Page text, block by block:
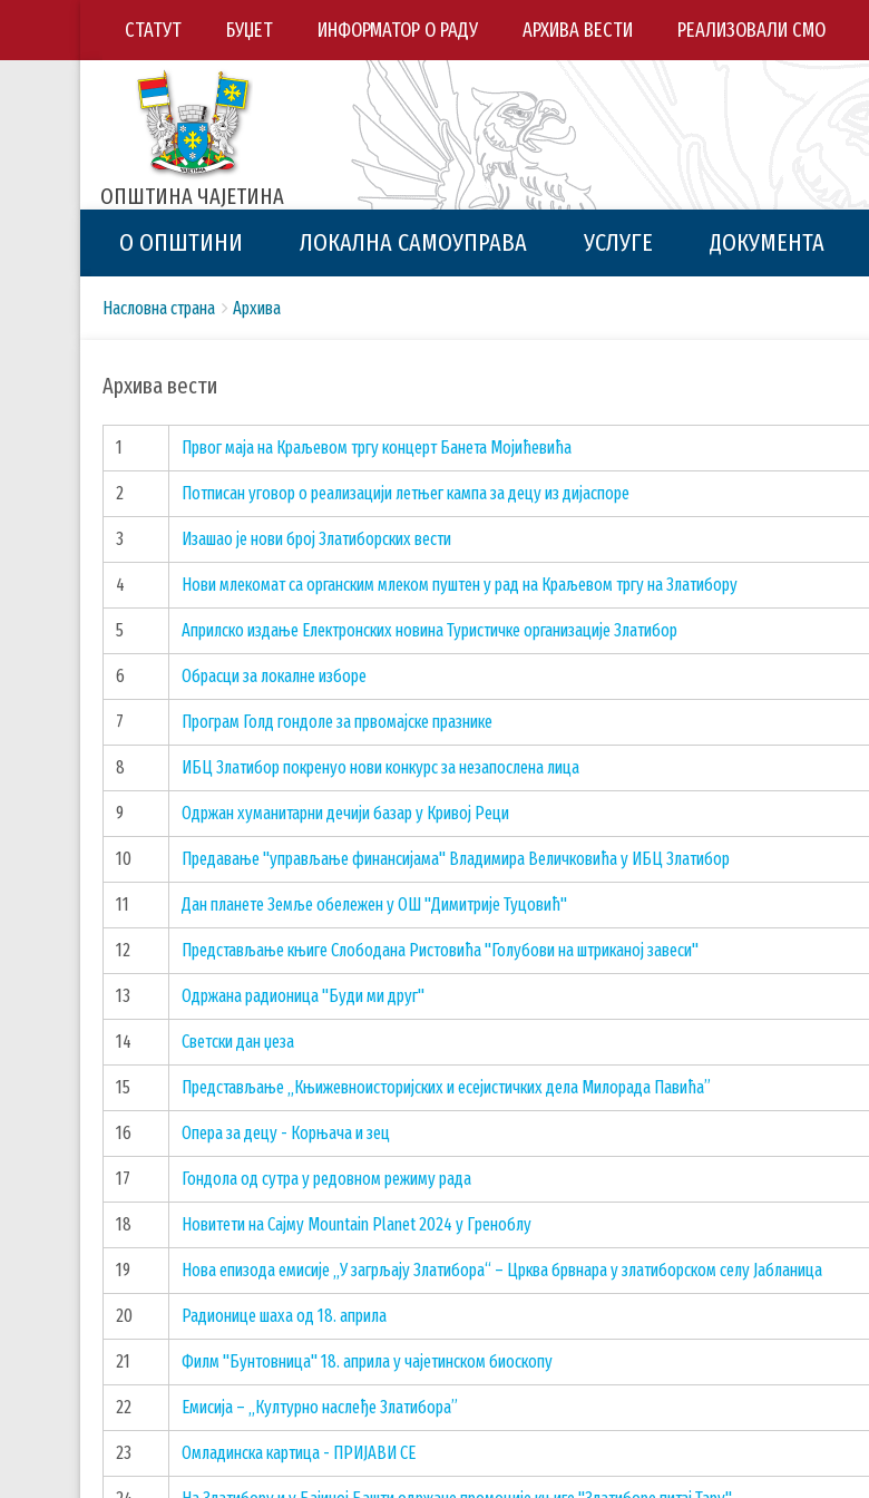
СТАТУТ БУЏЕТ ИНФОРМАТОР О РАДУ АРХИВА ВЕСТИ РЕАЛИЗОВАЛИ СМО
ОПШТИНА ЧАЈЕТИНА
О ОПШТИНИ ЛОКАЛНА САМОУПРАВА УСЛУГЕ ДОКУМЕНТА
Breadcrumbs
You
Насловна страна Архива
Архива вести
1 Првог маја на Краљевом тргу концерт Банета Мојићевића
2 Потписан уговор о реализацији летњег кампа за децу из дијаспоре
3 Изашао је нови број Златиборских вести
4 Нови млекомат са органским млеком пуштен у рад на Краљевом тргу на Златибору
5 Априлско издање Електронских новина Туристичке организације Златибор
6 Обрасци за локалне изборе
7 Програм Голд гондоле за првомајске празнике
8 ИБЦ Златибор покренуо нови конкурс за незапослена лица
9 Одржан хуманитарни дечији базар у Кривој Реци
10 Предавање "управљање финансијама" Владимира Величковића у ИБЦ Златибор
11 Дан планете Земље обележен у ОШ "Димитрије Туцовић"
12 Представљање књиге Слободана Ристовића "Голубови на штриканој завеси"
13 Одржана радионица "Буди ми друг"
14 Светски дан џеза
15 Представљање „Књижевноисторијских и есејистичких дела Милорада Павића”
16 Опера за децу - Корњача и зец
17 Гондола од сутра у редовном режиму рада
18 Новитети на Сајму Mountain Planet 2024 у Греноблу
19 Нова епизода емисије „У загрљају Златибора“ – Црква брвнара у златиборском селу Јабланица
20 Радионице шаха од 18. априла
21 Филм "Бунтовница" 18. априла у чајетинском биоскопу
22 Емисија – „Културно наслеђе Златибора”
23 Омладинска картица - ПРИЈАВИ СЕ